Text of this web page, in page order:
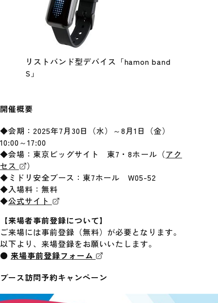
リストバンド型デバイス「hamon band
S」
開催概要
◆会期：2025年7月30日（水）～8月1日（金）
10:00～17:00
◆会場：東京ビッグサイト 東7・8ホール（アク
セス
）
◆ミドリ安全ブース：東7ホール W05-52
◆入場料：無料
◆公式サイト
【来場者事前登録について】
ご来場には事前登録（無料）が必要となります。
以下より、来場登録をお願いいたします。
● 来場事前登録フォーム
ブース訪問予約キャンペーン